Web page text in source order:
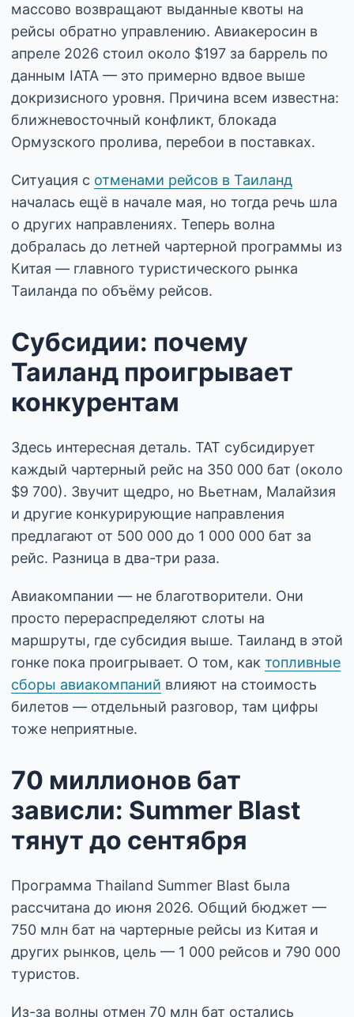
массово возвращают выданные квоты на
рейсы обратно управлению. Авиакеросин в
апреле 2026 стоил около $197 за баррель по
данным IATA — это примерно вдвое выше
докризисного уровня. Причина всем известна:
ближневосточный конфликт, блокада
Ормузского пролива, перебои в поставках.
Ситуация с отменами рейсов в Таиланд
началась ещё в начале мая, но тогда речь шла
о других направлениях. Теперь волна
добралась до летней чартерной программы из
Китая — главного туристического рынка
Таиланда по объёму рейсов.
Субсидии: почему
Таиланд проигрывает
конкурентам
Здесь интересная деталь. TAT субсидирует
каждый чартерный рейс на 350 000 бат (около
$9 700). Звучит щедро, но Вьетнам, Малайзия
и другие конкурирующие направления
предлагают от 500 000 до 1 000 000 бат за
рейс. Разница в два-три раза.
Авиакомпании — не благотворители. Они
просто перераспределяют слоты на
маршруты, где субсидия выше. Таиланд в этой
гонке пока проигрывает. О том, как топливные
сборы авиакомпаний влияют на стоимость
билетов — отдельный разговор, там цифры
тоже неприятные.
70 миллионов бат
зависли: Summer Blast
тянут до сентября
Программа Thailand Summer Blast была
рассчитана до июня 2026. Общий бюджет —
750 млн бат на чартерные рейсы из Китая и
других рынков, цель — 1 000 рейсов и 790 000
туристов.
Из-за волны отмен 70 млн бат остались